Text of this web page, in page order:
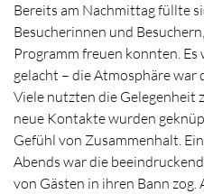
Bereits am Nachmittag füllte
Besucherinnen und
Programm freuen konnten.
gelacht – die Atmosphäre
Viele nutzten die Gelegenheit
neue Kontakte wurden
Gefühl von Zusammenhalt.
Abends war die
von Gästen in ihren Bann zog.